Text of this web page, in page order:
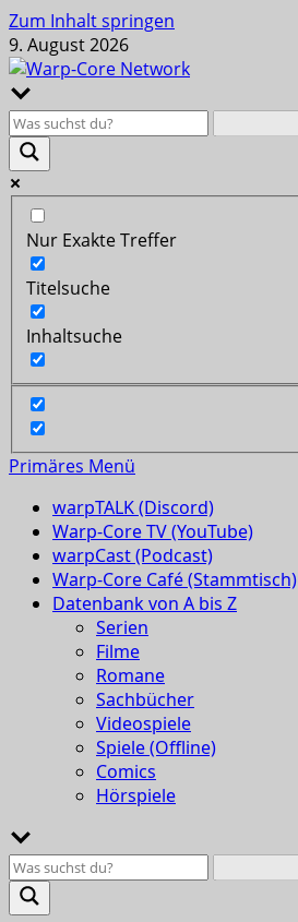
Zum Inhalt springen
9. August 2026
Nur Exakte Treffer
Titelsuche
Inhaltsuche
Primäres Menü
warpTALK (Discord)
Warp-Core TV (YouTube)
warpCast (Podcast)
Warp-Core Café (Stammtisch)
Datenbank von A bis Z
Serien
Filme
Romane
Sachbücher
Videospiele
Spiele (Offline)
Comics
Hörspiele